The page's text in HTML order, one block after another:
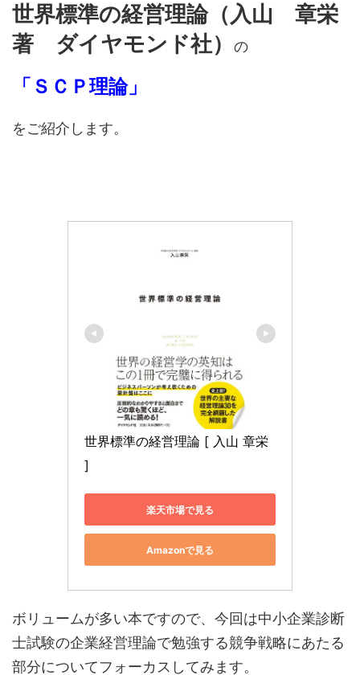
世界標準の経営理論（入山 章栄
著 ダイヤモンド社）
の
「ＳＣＰ理論」
をご紹介します。
世界標準の経営理論 [ 入山 章栄
]
楽天市場で見る
Amazonで見る
ボリュームが多い本ですので、今回は中小企業診断
士試験の企業経営理論で勉強する競争戦略にあたる
部分についてフォーカスしてみます。